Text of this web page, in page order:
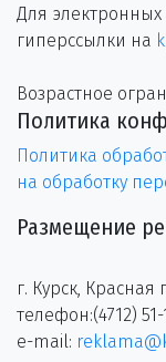
Для
гиперссылки на
Возрастное
Политика
Политика
на обработку
Размещение
г. Курск,
телефон:(4712) 51-
e-mail: